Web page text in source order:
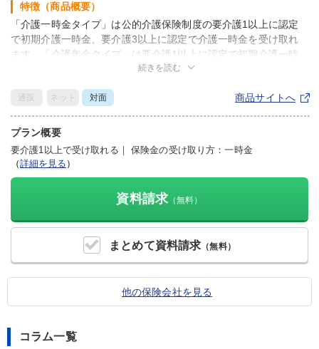
まとめて資料請求 （無料）
資料請求 （無料）
特徴（商品概要）
「介護一時金タイプ」は公的介護保険制度の要介護1以上に認定
で初期介護一時金、要介護3以上に認定で介護一時金を受け取れ
ます。「介護年金タイプ」は要介護1以上に認定で初期介護一時
金と介護年金を受け取れます。なお、いずれのプランも要介護１
す。
※公的介護保険制度は、満40歳以上の方が対象です。なお、満64
歳以下の方は16種類の特定疾病が原因である場合に限り、要介護
認定を受けることができます（2025年6月現在）。
続きを読む
通販 ネット 対面 商品サイトへ
プラン概要
要介護1以上で受け取れる ｜ 保険金の受け取り方：一時金
（詳細を見る ）
他の保険会社を見る
コラム一覧